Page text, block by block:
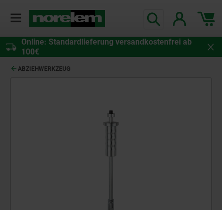
Online: Standardlieferung versandkostenfrei ab
100€
ABZIEHWERKZEUG